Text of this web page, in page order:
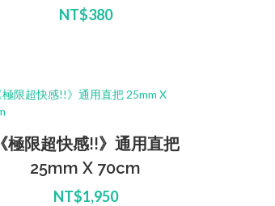
NT$380
《極限超快感!!》通用直把
25mm X 70cm
NT$1,950